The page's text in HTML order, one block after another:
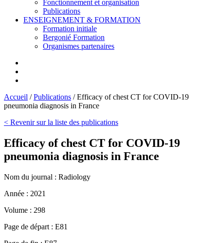
Fonctionnement et organisation
Publications
ENSEIGNEMENT & FORMATION
Formation initiale
Bergonié Formation
Organismes partenaires
Accueil /Publications /Efficacy of chest CT for COVID-19
pneumonia diagnosis in France
< Revenir sur la liste des publications
Efficacy of chest CT for COVID-19
pneumonia diagnosis in France
Nom du journal : Radiology
Année : 2021
Volume : 298
Page de départ : E81